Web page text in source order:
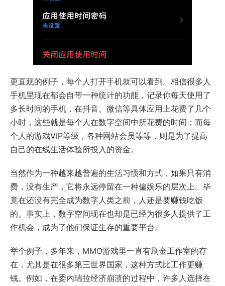
更直观的例子，每个人打开手机就可以看到。相信很多人
手机里现在都会自带一种统计的功能，记录你每天使用了
多长时间的手机，在抖音、微信等具体应用上花费了几个
小时，这些就是每个人在数字空间中所花费的时间；而每
个人的游戏VIP等级，各种网站会员等等，则是为了提高
自己的在线生活体验所投入的资金。
当然作为一种越来越普遍的生活习惯和方式，如果只有消
费，没有生产，它将永远停留在一种偏娱乐的层次上。毕
竟在还没有完全成为数字人类之前，人还是要赚钱吃饭
的。事实上，数字空间现在也却是已经为很多人提供了工
作机会，成为了他们保证生存的重要平台。
举个例子，多年来，MMO游戏里一直有刷金工作室的存
在，尤其是在很多第三世界国家，这种方式比工作更赚
钱。例如，在委内瑞拉经济崩溃的过程中，许多人选择在